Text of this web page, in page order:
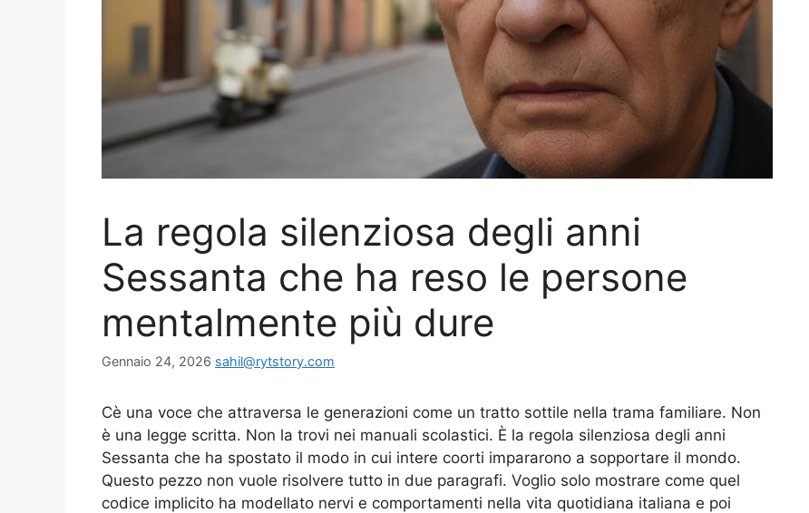
La regola silenziosa degli anni
Sessanta che ha reso le persone
mentalmente più dure
Gennaio 24, 2026 sahil@rytstory.com
Cè una voce che attraversa le generazioni come un tratto sottile nella trama familiare. Non
è una legge scritta. Non la trovi nei manuali scolastici. È la regola silenziosa degli anni
Sessanta che ha spostato il modo in cui intere coorti impararono a sopportare il mondo.
Questo pezzo non vuole risolvere tutto in due paragrafi. Voglio solo mostrare come quel
codice implicito ha modellato nervi e comportamenti nella vita quotidiana italiana e poi